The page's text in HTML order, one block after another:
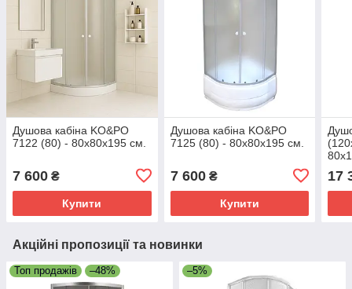
Душова кабіна KO&PO
7122 (80) - 80х80х195 см.
7 600 ₴
Купити
Душова кабіна KO&PO
7125 (80) - 80х80х195 см.
7 600₴
Купити
17
Акційні пропозиції та новинки
Топ продажів –48% –5%